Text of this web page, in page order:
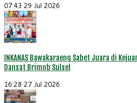
07:43 29 Jul 2026
INKANAS Bawakaraeng Sabet Juara di
Dansat Brimob Sulsel
16:28 27 Jul 2026